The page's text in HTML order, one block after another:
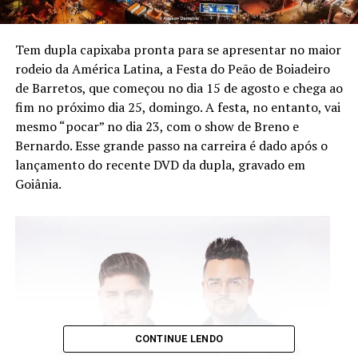
Tem dupla capixaba pronta para se apresentar no maior
rodeio da América Latina, a Festa do Peão de Boiadeiro
de Barretos, que começou no dia 15 de agosto e chega ao
fim no próximo dia 25, domingo. A festa, no entanto, vai
mesmo “pocar” no dia 23, com o show de Breno e
Bernardo. Esse grande passo na carreira é dado após o
lançamento do recente DVD da dupla, gravado em
Goiânia.
CONTINUE LENDO